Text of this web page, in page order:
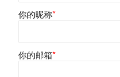
你的昵称*
你的邮箱*